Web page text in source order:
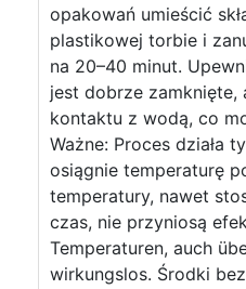
opakowań umieścić
plastikowej torbie i
na 20–40 minut.
jest dobrze zamknięte,
kontaktu z wodą, co
Ważne: Proces działa
osiągnie temperaturę
temperatury, nawet
czas, nie przyniosą
Temperaturen, auch
wirkungslos. Środki